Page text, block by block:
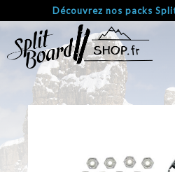
Découvrez nos packs